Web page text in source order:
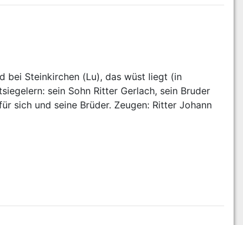
bei Steinkirchen (Lu), das wüst liegt (in
sein Sohn Ritter Gerlach, sein Bruder
sich und seine Brüder. Zeugen: Ritter Johann